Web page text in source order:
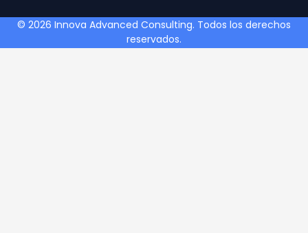
© 2026 Innova Advanced Consulting. Todos los derechos
reservados.